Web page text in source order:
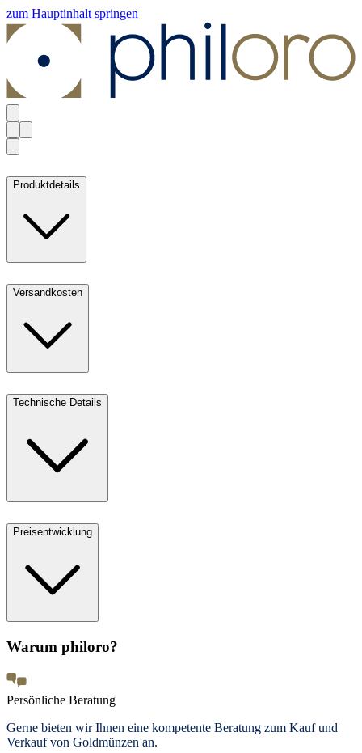
zum Hauptinhalt springen
Produktdetails
Versandkosten
Technische Details
Preisentwicklung
Warum philoro?
Persönliche Beratung
Gerne bieten wir Ihnen eine kompetente Beratung zum Kauf und
Verkauf von Goldmünzen an.